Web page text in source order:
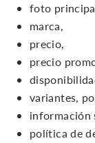
foto
marca,
precio,
precio
variantes,
información
política de